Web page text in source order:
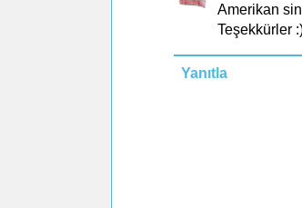
Amerikan
Teşekkürler
Yanıtla